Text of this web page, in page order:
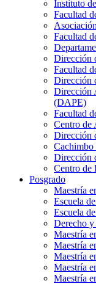
Instituto
Facultad
Facultad
Dirección
Facultad
Dirección
Dirección
(DAPE)
Facultad
Centro de
Dirección
Dirección
Centro de
Posgrado
Maestría
Escuela
Escuela
Derecho y
Maestría
Maestría
Maestría
Maestría
Maestría